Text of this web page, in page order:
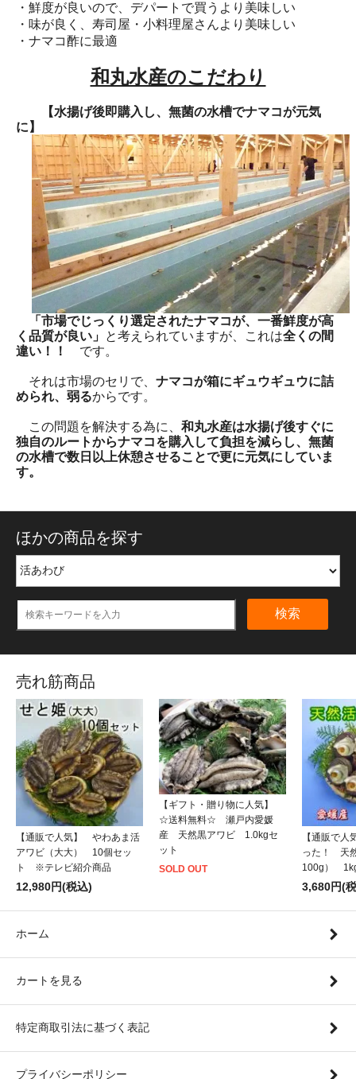
・鮮度が良いので、デパートで買うより美味しい
・味が良く、寿司屋・小料理屋さんより美味しい
・ナマコ酢に最適
和丸水産のこだわり
【水揚げ後即購入し、無菌の水槽でナマコが元気
に】
「市場でじっくり選定されたナマコが、一番鮮度が高
く品質が良い」 と考えられていますが、これは全くの間
違い！！
です。
それは市場のセリで、 ナマコが箱にギュウギュウに詰
められ、弱るからです。
この問題を解決する為に、 和丸水産は水揚げ後すぐに
独自のルートからナマコを購入して負担を減らし、無菌
の水槽で数日以上休憩させることで更に元気にしていま
す。
ほかの商品を探す
検索
売れ筋商品
【通販で人気】 やわあま活
アワビ（大大） 10個セッ
ト ※テレビ紹介商品
12,980円(税込)
【ギフト・贈り物に人気】
☆送料無料☆ 瀬戸内愛媛
産 天然黒アワビ 1.0kgセ
ット
SOLD OUT
【通販で
った！ 天
100g）
3,680円(
ホーム
カートを見る
特定商取引法に基づく表記
プライバシーポリシー